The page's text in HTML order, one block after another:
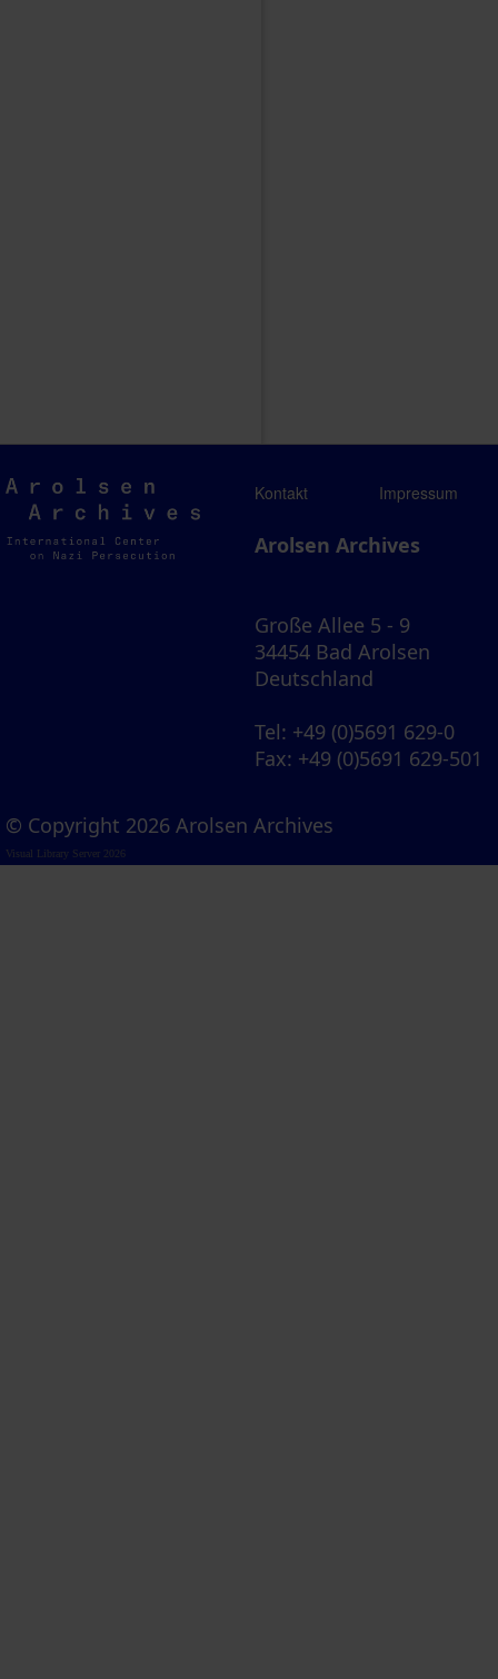
Arolsen
Archives
Kontakt Impressum
Arolsen Archives
Große Allee 5 - 9
34454 Bad Arolsen
Deutschland
Tel: +49 (0)5691 629-0
Fax: +49 (0)5691 629-501
© Copyright 2026 Arolsen Archives
Visual Library Server 2026